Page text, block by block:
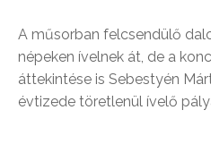
A műsorban felcsendülő
népeken ívelnek át, de a
áttekintése is Sebestyén
évtizede töretlenül ívelő